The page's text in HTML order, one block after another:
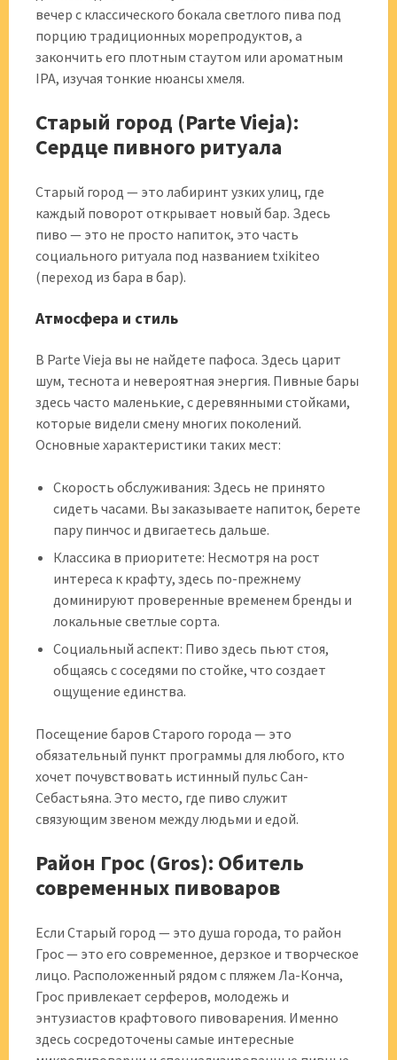
вечер с классического бокала светлого пива под
порцию традиционных морепродуктов, а
закончить его плотным стаутом или ароматным
IPA, изучая тонкие нюансы хмеля.
Старый город (Parte Vieja):
Сердце пивного ритуала
Старый город — это лабиринт узких улиц, где
каждый поворот открывает новый бар. Здесь
пиво — это не просто напиток, это часть
социального ритуала под названием txikiteo
(переход из бара в бар).
Атмосфера и стиль
В Parte Vieja вы не найдете пафоса. Здесь царит
шум, теснота и невероятная энергия. Пивные бары
здесь часто маленькие, с деревянными стойками,
которые видели смену многих поколений.
Основные характеристики таких мест:
Скорость обслуживания: Здесь не принято
сидеть часами. Вы заказываете напиток, берете
пару пинчос и двигаетесь дальше.
Классика в приоритете: Несмотря на рост
интереса к крафту, здесь по-прежнему
доминируют проверенные временем бренды и
локальные светлые сорта.
Социальный аспект: Пиво здесь пьют стоя,
общаясь с соседями по стойке, что создает
ощущение единства.
Посещение баров Старого города — это
обязательный пункт программы для любого, кто
хочет почувствовать истинный пульс Сан-
Себастьяна. Это место, где пиво служит
связующим звеном между людьми и едой.
Район Грос (Gros): Обитель
современных пивоваров
Если Старый город — это душа города, то район
Грос — это его современное, дерзкое и творческое
лицо. Расположенный рядом с пляжем Ла-Конча,
Грос привлекает серферов, молодежь и
энтузиастов крафтового пивоварения. Именно
здесь сосредоточены самые интересные